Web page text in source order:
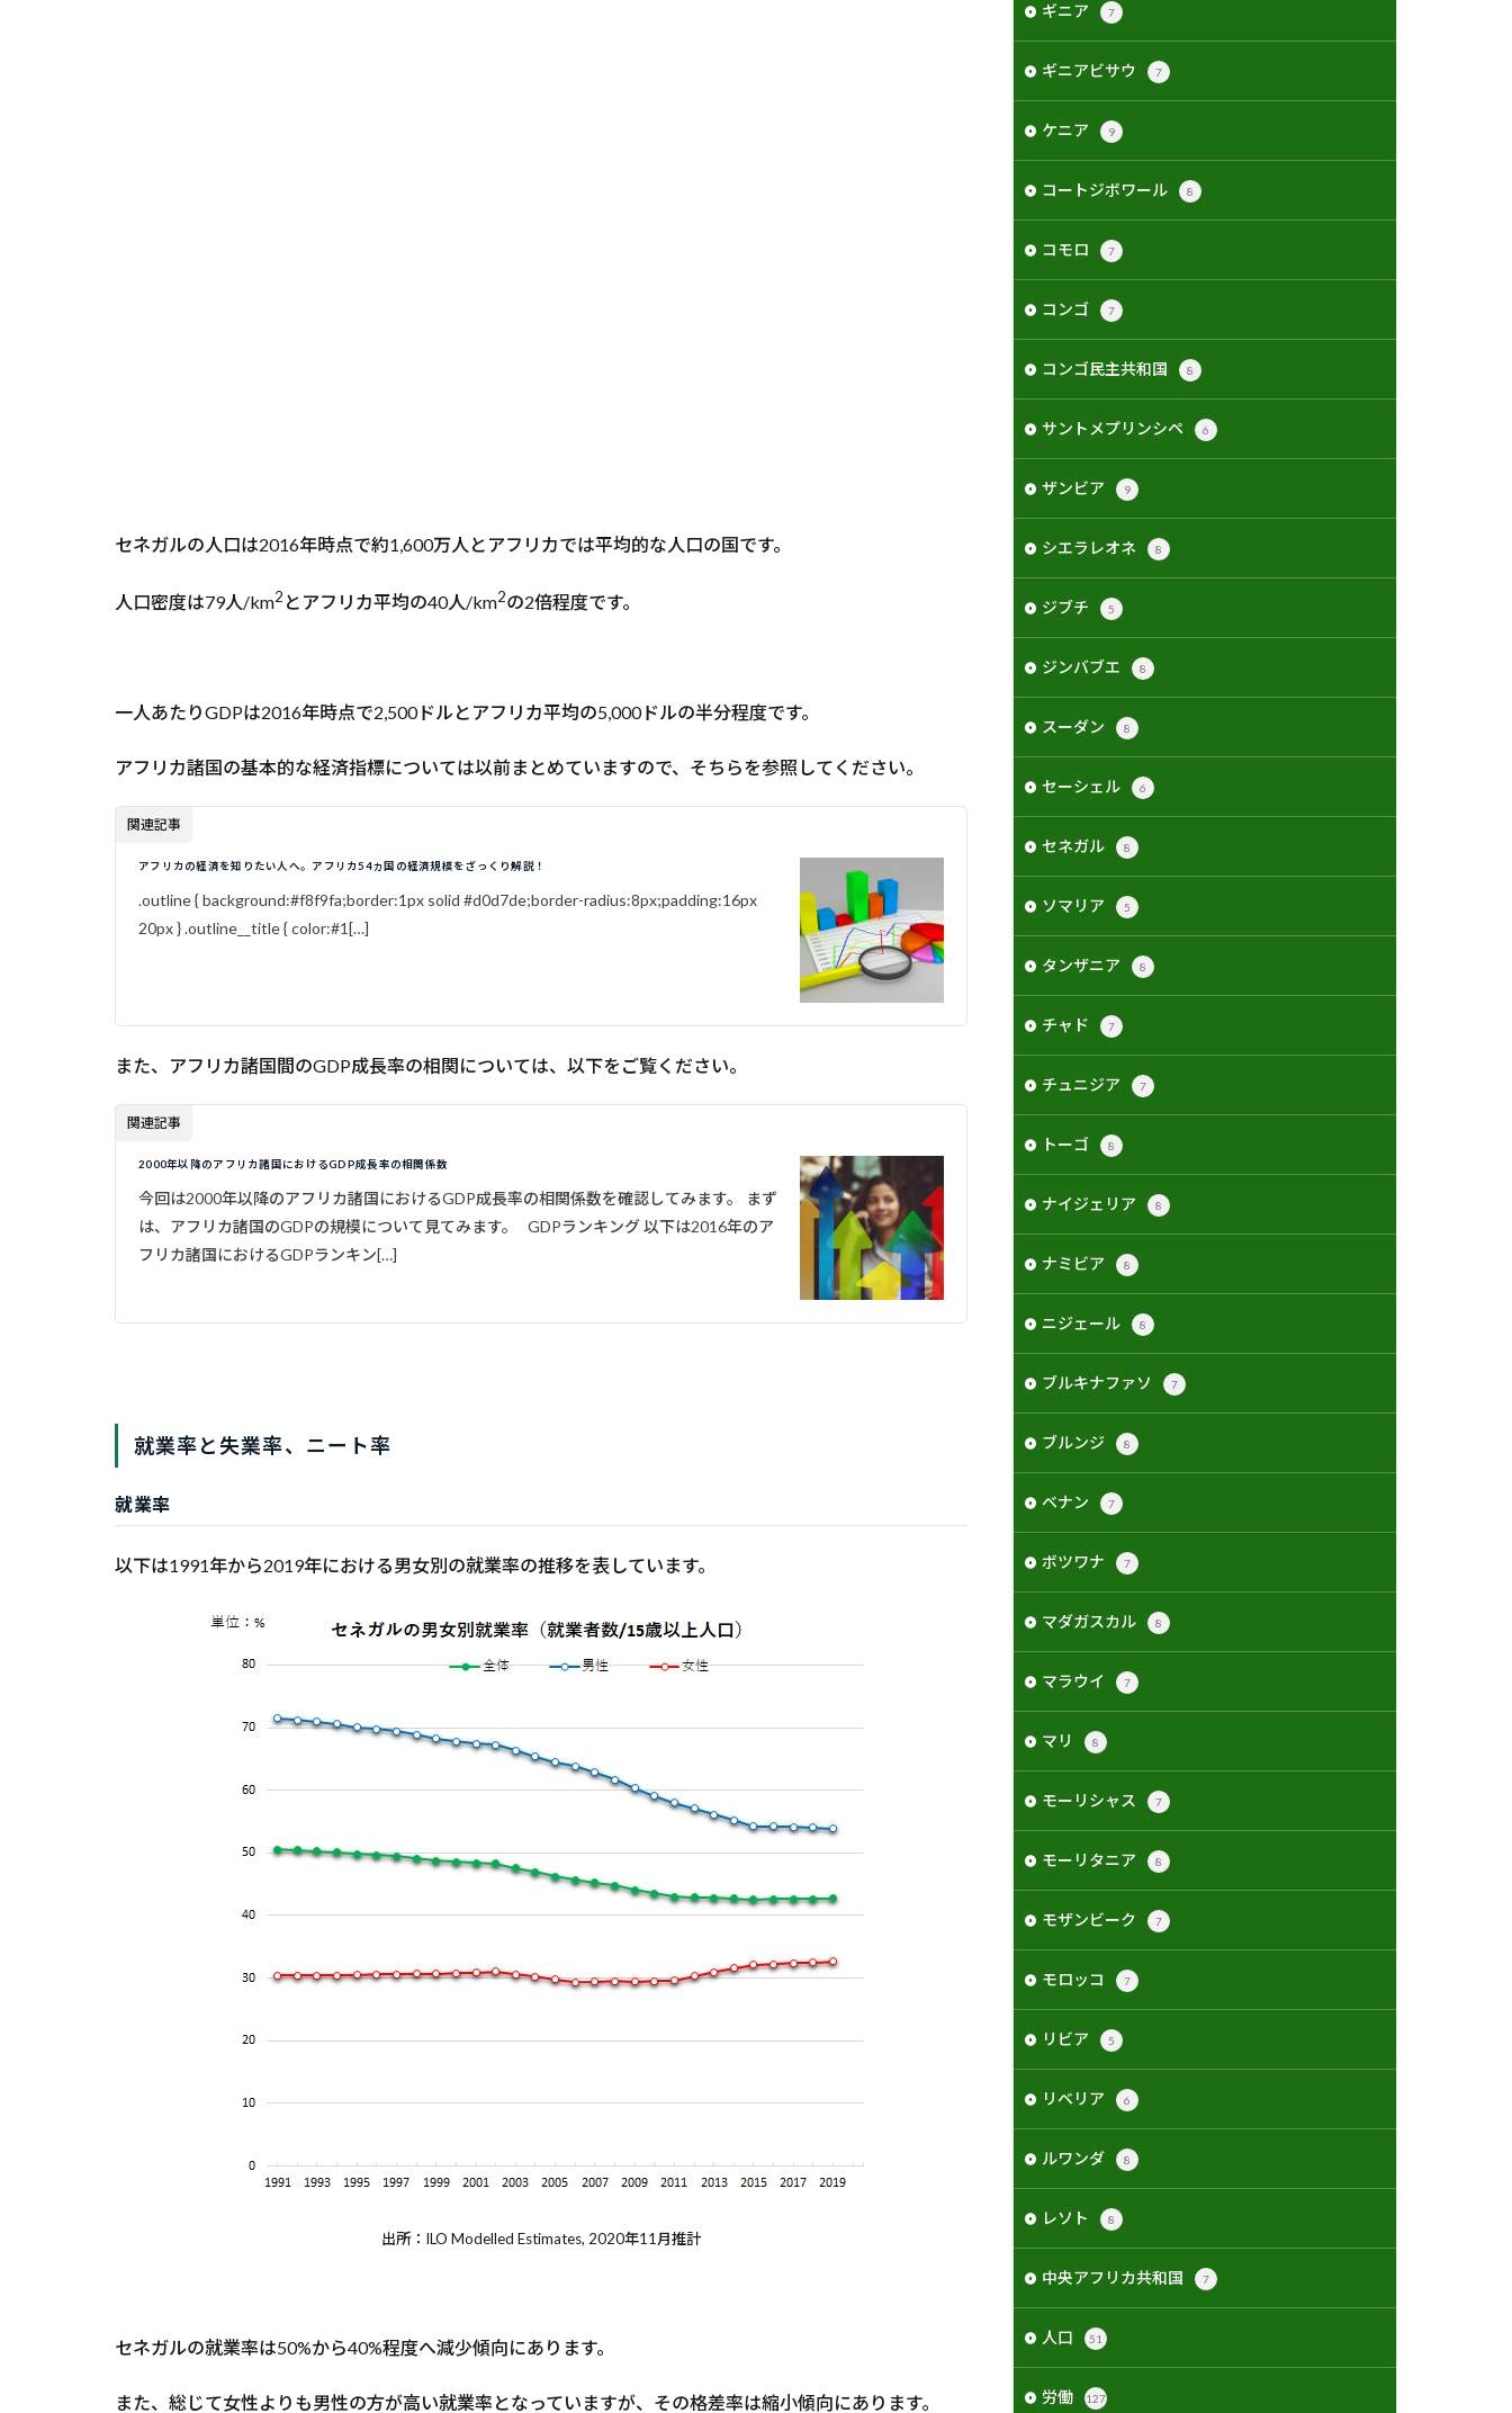
セネガルの人口は2016年時点で約1,600万人とアフリカでは平均的な人口の国です。
人口密度は79人/km2 とアフリカ平均の40人/km2の2倍程度です。
一人あたりGDPは2016年時点で2,500ドルとアフリカ平均の5,000ドルの半分程度です。
アフリカ諸国の基本的な経済指標については以前まとめていますので、そちらを参照してください。
関連記事
アフリカの経済を知りたい人へ。アフリカ54ヵ国の経済規模をざっくり解説！
.outline { background:#f8f9fa;border:1px solid #d0d7de;border-radius:8px;padding:16px
20px } .outline__title { color:#1[…]
また、アフリカ諸国間のGDP成長率の相関については、以下をご覧ください。
関連記事
2000年以降のアフリカ諸国におけるGDP成長率の相関係数
今回は2000年以降のアフリカ諸国におけるGDP成長率の相関係数を確認してみます。 まず
は、アフリカ諸国のGDPの規模について見てみます。 GDPランキング 以下は2016年のア
フリカ諸国におけるGDPランキン[…]
就業率と失業率、ニート率
就業率
以下は1991年から2019年における男女別の就業率の推移を表しています。
出所：ILO Modelled Estimates, 2020年11月推計
セネガルの就業率は50%から40%程度へ減少傾向にあります。
また、総じて女性よりも男性の方が高い就業率となっていますが、その格差率は縮小傾向にあります。
ギニア 7
ギニアビサウ 7
ケニア 9
コートジボワール 8
コモロ 7
コンゴ 7
コンゴ民主共和国 8
サントメプリンシペ 6
ザンビア 9
シエラレオネ 8
ジブチ 5
ジンバブエ 8
スーダン 8
セーシェル 6
セネガル 8
ソマリア 5
タンザニア 8
チャド 7
チュニジア 7
トーゴ 8
ナイジェリア 8
ナミビア 8
ニジェール 8
ブルキナファソ 7
ブルンジ 8
ベナン 7
ボツワナ 7
マダガスカル 8
マラウイ 7
マリ 8
モーリシャス 7
モーリタニア 8
モザンビーク 7
モロッコ 7
リビア 5
リベリア 6
ルワンダ 8
レソト 8
中央アフリカ共和国 7
人口 51
労働 127